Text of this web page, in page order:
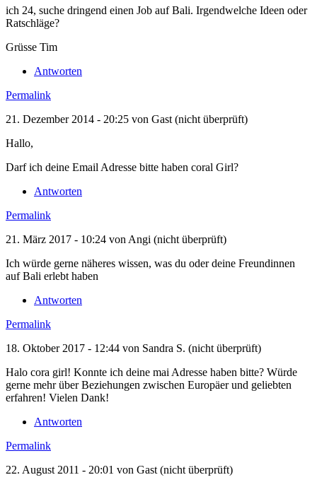
ich 24, suche dringend einen Job auf Bali. Irgendwelche Ideen oder
Ratschläge?
Grüsse Tim
Antworten
Permalink
21. Dezember 2014 - 20:25 von Gast (nicht überprüft)
Hallo,
Darf ich deine Email Adresse bitte haben coral Girl?
Antworten
Permalink
21. März 2017 - 10:24 von Angi (nicht überprüft)
Ich würde gerne näheres wissen, was du oder deine Freundinnen
auf Bali erlebt haben
Antworten
Permalink
18. Oktober 2017 - 12:44 von Sandra S. (nicht überprüft)
Halo cora girl! Konnte ich deine mai Adresse haben bitte? Würde
gerne mehr über Beziehungen zwischen Europäer und geliebten
erfahren! Vielen Dank!
Antworten
Permalink
22. August 2011 - 20:01 von Gast (nicht überprüft)